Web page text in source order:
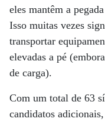
eles mantêm a
Isso muitas vezes
transportar
elevadas a pé
de carga).
Com um total de 63
candidatos